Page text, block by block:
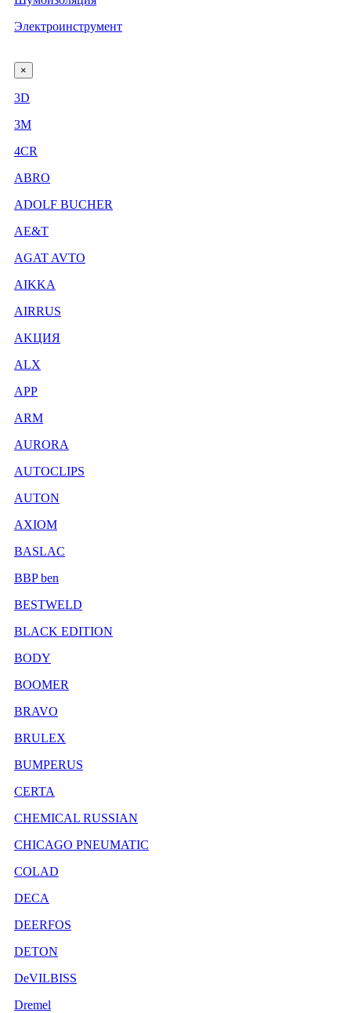
Электроинструмент
×
3D
3М
4CR
ABRO
ADOLF BUCHER
AE&T
AGAT AVTO
AIKKA
AIRRUS
AKЦИЯ
ALX
APP
ARM
AURORA
AUTOCLIPS
AUTON
AXIOM
BASLAC
BBP ben
BESTWELD
BLACK EDITION
BODY
BOOMER
BRAVO
BRULEX
BUMPERUS
CERTA
CHEMICAL RUSSIAN
CHICAGO PNEUMATIC
COLAD
DECA
DEERFOS
DETON
DeVILBISS
Dremel